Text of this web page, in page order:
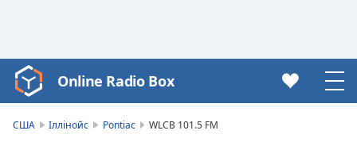
Video
Player
Online Radio Box
США Іллінойс Pontiac WLCB 101.5 FM